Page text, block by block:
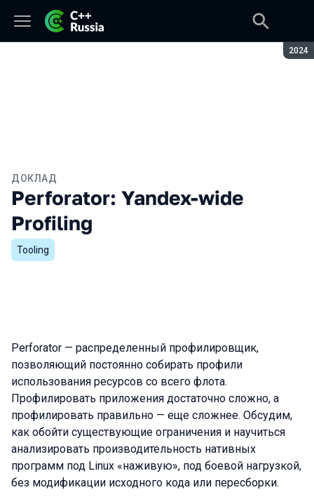
2024
ДОКЛАД
Perforator: Yandex-wide
Profiling
Tooling
Perforator — распределенный профилировщик,
позволяющий постоянно собирать профили
использования ресурсов со всего флота.
Профилировать приложения достаточно сложно, а
профилировать правильно — еще сложнее. Обсудим,
как обойти существующие ограничения и научиться
анализировать производительность нативных
программ под Linux «наживую», под боевой нагрузкой,
без модификации исходного кода или пересборки.